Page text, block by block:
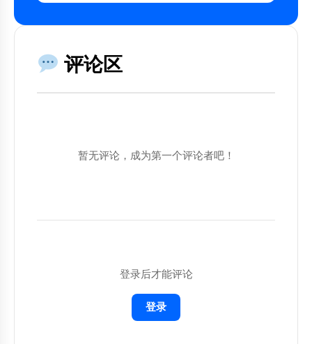
家。请帮我写一个[功能]的代码，要求[具体要
[维度1]、[维度2]、[维度3]角度进行分析，输
出结构化的分析报告。
将以下内容复制到AI工具中使用：
3. 给出可执行的步骤
评论区
暂无评论，成为第一个评论者吧！
登录后才能评论
登录